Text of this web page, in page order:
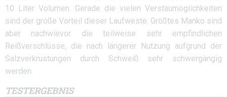
10 Liter Volumen. Gerade die vielen Verstaumöglichkeiten
sind der große Vorteil dieser Laufweste. Größtes Manko sind
aber nachwievor die teilweise sehr empfindlichen
Reißverschlüsse, die nach längerer Nutzung aufgrund der
Salzverkrustungen durch Schweiß sehr schwergängig
werden.
TESTERGEBNIS